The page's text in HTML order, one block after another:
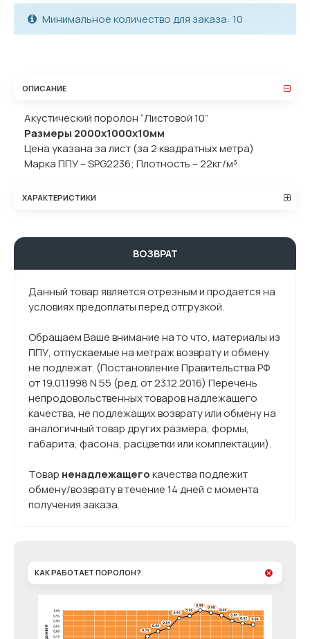
Минимальное количество для заказа: 10
КАК РАБОТАЕТ ПОРОЛОН?
ОПИСАНИЕ
Акустический поролон “Листовой 10”
Размеры 2000х1000х10мм
Цена указана за лист (за 2 квадратных метра)
Марка ППУ – SPG2236; Плотность – 22кг/м³
ХАРАКТЕРИСТИКИ
ВОЗВРАТ
Данный товар является отрезным и продается на
условиях предоплаты перед отгрузкой.
Обращаем Ваше внимание на то что, материалы из
ППУ, отпускаемые на метраж возврату и обмену
не подлежат. (Постановление Правительства РФ
от 19.01.1998 N 55 (ред. от 23.12.2016) Перечень
непродовольственных товаров надлежащего
качества, не подлежащих возврату или обмену на
аналогичный товар других размера, формы,
габарита, фасона, расцветки или комплектации).
Товар ненадлежащегокачества подлежит
обмену/возврату в течение 14 дней с момента
получения заказа.